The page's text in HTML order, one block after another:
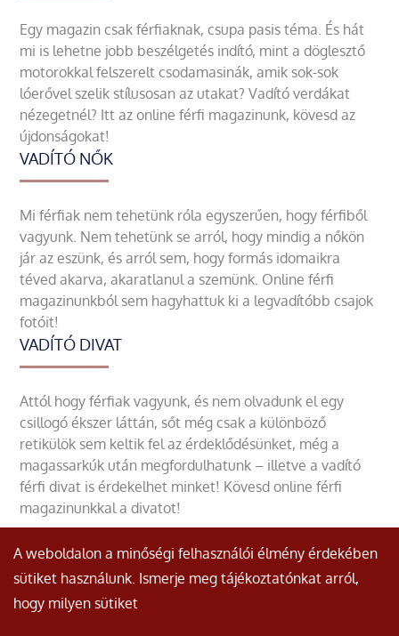
Egy magazin csak férfiaknak, csupa pasis téma. És hát
mi is lehetne jobb beszélgetés indító, mint a döglesztő
motorokkal felszerelt csodamasinák, amik sok-sok
lóerővel szelik stílusosan az utakat? Vadító verdákat
nézegetnél? Itt az online férfi magazinunk, kövesd az
újdonságokat!
VADÍTÓ NŐK
Mi férfiak nem tehetünk róla egyszerűen, hogy férfiből
vagyunk. Nem tehetünk se arról, hogy mindig a nőkön
jár az eszünk, és arról sem, hogy formás idomaikra
téved akarva, akaratlanul a szemünk. Online férfi
magazinunkból sem hagyhattuk ki a legvadítóbb csajok
fotóit!
VADÍTÓ DIVAT
Attól hogy férfiak vagyunk, és nem olvadunk el egy
csillogó ékszer láttán, sőt még csak a különböző
retikülök sem keltik fel az érdeklődésünket, még a
magassarkúk után megfordulhatunk – illetve a vadító
férfi divat is érdekelhet minket! Kövesd online férfi
magazinunkkal a divatot!
© Minden jog fenntartva.
A weboldalon a minőségi felhasználói élmény érdekében
sütiket használunk. Ismerje meg tájékoztatónkat arról,
hogy milyen sütiket